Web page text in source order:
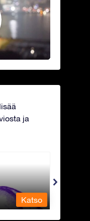
ja
Katso